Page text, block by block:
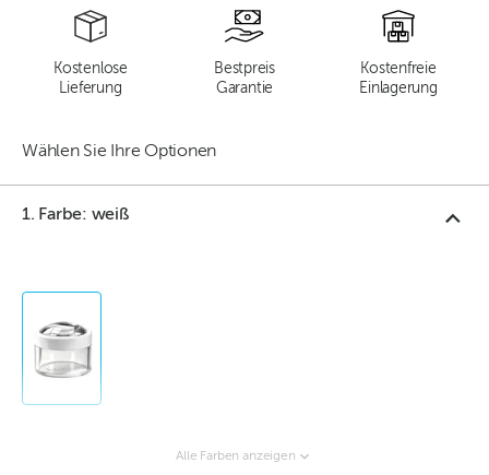
Kostenlose
Lieferung
Bestpreis
Garantie
Kostenfreie
Einlagerung
Wählen Sie Ihre Optionen
1. Farbe: weiß
Alle Farben anzeigen